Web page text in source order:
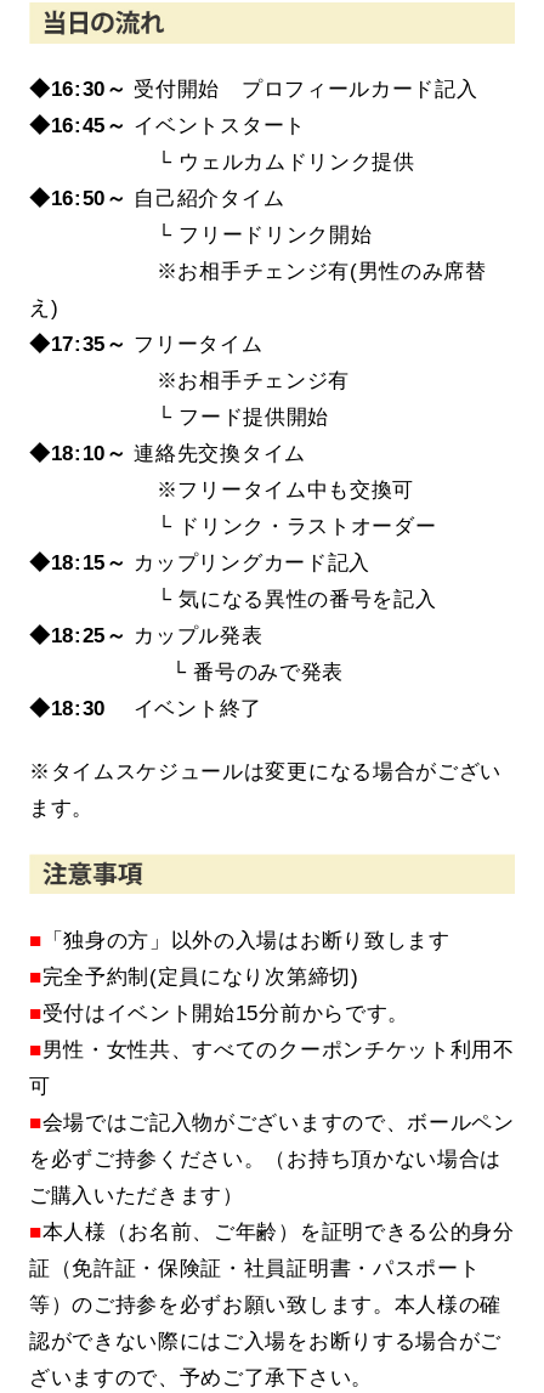
◆16:30～ 受付開始 プロフィールカード記入
◆16:45～ イベントスタート
└ ウェルカムドリンク提供
◆16:50～ 自己紹介タイム
└ フリードリンク開始
※お相手チェンジ有(男性のみ席替
え)
◆17:35～ フリータイム
※お相手チェンジ有
└ フード提供開始
◆18:10～ 連絡先交換タイム
※フリータイム中も交換可
└ ドリンク・ラストオーダー
◆18:15～ カップリングカード記入
└ 気になる異性の番号を記入
◆18:25～ カップル発表
└ 番号のみで発表
◆18:30 イベント終了
※タイムスケジュールは変更になる場合がござい
ます。
■ 「独身の方」以外の入場はお断り致します
■完全予約制(定員になり次第締切)
■受付はイベント開始15分前からです。
■男性・女性共、すべてのクーポンチケット利用不
可
■会場ではご記入物がございますので、ボールペン
を必ずご持参ください。（お持ち頂かない場合は
ご購入いただきます）
■本人様（お名前、ご年齢）を証明できる公的身分
証（免許証・保険証・社員証明書・パスポート
等）のご持参を必ずお願い致します。本人様の確
認ができない際にはご入場をお断りする場合がご
ざいますので、予めご了承下さい。